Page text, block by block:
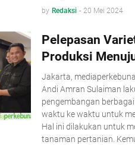
by Redaksi - 20 Mei 2024
Pelepasan
Produksi
Jakarta,
Andi Amran Sulaiman
pengembangan
waktu ke waktu untuk
Hal ini dilakukan untuk
tanaman pertanian.